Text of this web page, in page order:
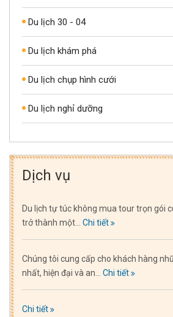
Du lịch 30 - 04
Du lịch khám phá
Du lịch chụp hình cưới
Du lịch nghỉ dưỡng
Dịch vụ
Du lịch tự túc không mua tour trọn gói
trở thành một... Chi tiết
Chúng tôi cung cấp cho khách hàng
nhất, hiện đại và an... Chi tiết
Chi tiết